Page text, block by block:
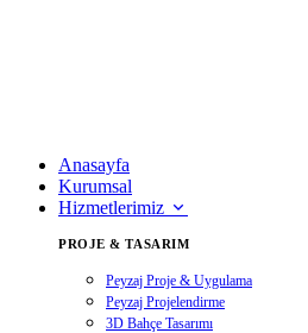
Anasayfa
Kurumsal
Hizmetlerimiz
PROJE & TASARIM
Peyzaj Proje & Uygulama
Peyzaj Projelendirme
3D Bahçe Tasarımı